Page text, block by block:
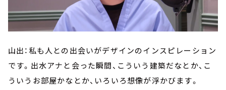
山出：私も人との出会いがデザインのインスピレーション
です。出水アナと会った瞬間、こういう建築だなとか、こ
ういうお部屋かなとか、いろいろ想像が浮かびます。